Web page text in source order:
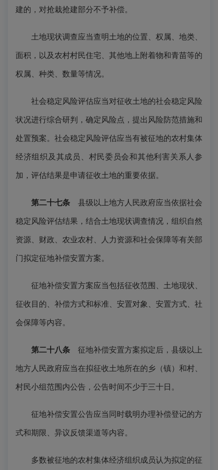
建的，对抢栽抢建部分不予补偿。
土地现状调查应当查明土地的位置、权属、地类、
面积，以及农村村民住宅、其他地上附着物和青苗等的
权属、种类、数量等情况。
社会稳定风险评估应当对征收土地的社会稳定风险
状况进行综合研判，确定风险点，提出风险防范措施和
处置预案。社会稳定风险评估应当有被征地的农村集体
经济组织及其成员、村民委员会和其他利害关系人参
加，评估结果是申请征收土地的重要依据。
第二十七条 县级以上地方人民政府应当依据社会
稳定风险评估结果，结合土地现状调查情况，组织自然
资源、财政、农业农村、人力资源和社会保障等有关部
门拟定征地补偿安置方案。
征地补偿安置方案应当包括征收范围、土地现状、
征收目的、补偿方式和标准、安置对象、安置方式、社
会保障等内容。
第二十八条 征地补偿安置方案拟定后，县级以上
地方人民政府应当在拟征收土地所在的乡（镇）和村、
村民小组范围内公告，公告时间不少于三十日。
征地补偿安置公告应当同时载明办理补偿登记的方
式和期限、异议反馈渠道等内容。
多数被征地的农村集体经济组织成员认为拟定的征